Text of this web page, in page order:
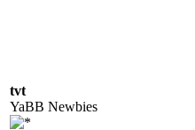
tvt
YaBB Newbies